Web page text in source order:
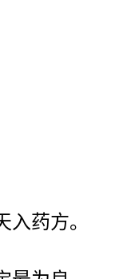
药方。